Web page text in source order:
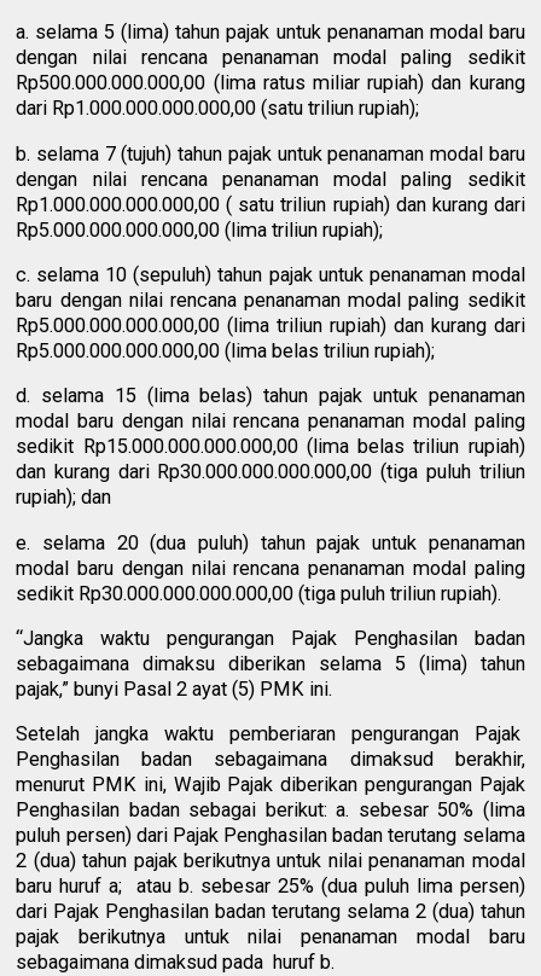
a. selama 5 (lima) tahun pajak untuk penanaman modal baru
dengan nilai rencana penanaman modal paling sedikit
Rp500.000.000.000,00 (lima ratus miliar rupiah) dan kurang
dari Rp1.000.000.000.000,00 (satu triliun rupiah);
b. selama 7 (tujuh) tahun pajak untuk penanaman modal baru
dengan nilai rencana penanaman modal paling sedikit
Rp1.000.000.000.000,00 ( satu triliun rupiah) dan kurang dari
Rp5.000.000.000.000,00 (lima triliun rupiah);
c. selama 10 (sepuluh) tahun pajak untuk penanaman modal
baru dengan nilai rencana penanaman modal paling sedikit
Rp5.000.000.000.000,00 (lima triliun rupiah) dan kurang dari
Rp5.000.000.000.000,00 (lima belas triliun rupiah);
d. selama 15 (lima belas) tahun pajak untuk penanaman
modal baru dengan nilai rencana penanaman modal paling
sedikit Rp15.000.000.000.000,00 (lima belas triliun rupiah)
dan kurang dari Rp30.000.000.000.000,00 (tiga puluh triliun
rupiah); dan
e. selama 20 (dua puluh) tahun pajak untuk penanaman
modal baru dengan nilai rencana penanaman modal paling
sedikit Rp30.000.000.000.000,00 (tiga puluh triliun rupiah).
“Jangka waktu pengurangan Pajak Penghasilan badan
sebagaimana dimaksu diberikan selama 5 (lima) tahun
pajak,” bunyi Pasal 2 ayat (5) PMK ini.
Setelah jangka waktu pemberiaran pengurangan Pajak
Penghasilan badan sebagaimana dimaksud berakhir,
menurut PMK ini, Wajib Pajak diberikan pengurangan Pajak
Penghasilan badan sebagai berikut: a. sebesar 50% (lima
puluh persen) dari Pajak Penghasilan badan terutang selama
2 (dua) tahun pajak berikutnya untuk nilai penanaman modal
baru huruf a; atau b. sebesar 25% (dua puluh lima persen)
dari Pajak Penghasilan badan terutang selama 2 (dua) tahun
pajak berikutnya untuk nilai penanaman modal baru
sebagaimana dimaksud pada huruf b.